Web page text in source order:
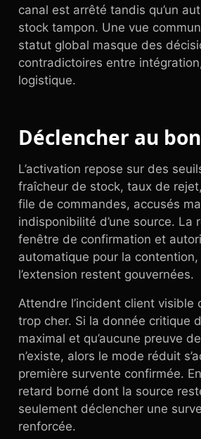
canal est arrêté tandis qu’un
stock tampon. Une vue
statut global masque des
contradictoires entre
logistique.
Déclencher au
L’activation repose sur des
fraîcheur de stock, taux de
file de commandes, accusés
indisponibilité d’une source. La
fenêtre de confirmation et
automatique pour la
l’extension restent gouvernées.
Attendre l’incident client visible
trop cher. Si la donnée critique
maximal et qu’aucune preuve
n’existe, alors le mode réduit
première survente confirmée.
retard borné dont la source
seulement déclencher une
renforcée.